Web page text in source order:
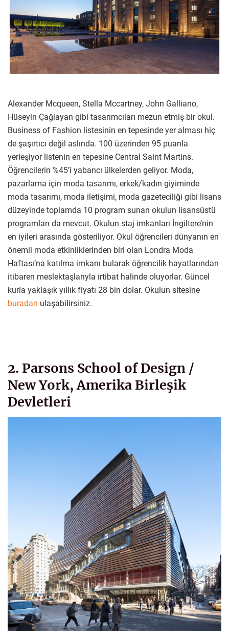
Alexander Mcqueen, Stella Mccartney, John Galliano,
Hüseyin Çağlayan gibi tasarımcıları mezun etmiş bir okul.
Business of Fashion listesinin en tepesinde yer alması hiç
de şaşırtıcı değil aslında. 100 üzerinden 95 puanla
yerleşiyor listenin en tepesine Central Saint Martins.
Öğrencilerin %45’i yabancı ülkelerden geliyor. Moda,
pazarlama için moda tasarımı, erkek/kadın giyiminde
moda tasarımı, moda iletişimi, moda gazeteciliği gibi lisans
düzeyinde toplamda 10 program sunan okulun lisansüstü
programları da mevcut. Okulun staj imkanları İngiltere’nin
en iyileri arasında gösteriliyor. Okul öğrencileri dünyanın en
önemli moda etkinliklerinden biri olan Londra Moda
Haftası’na katılma imkanı bularak öğrencilik hayatlarından
itibaren meslektaşlarıyla irtibat halinde oluyorlar. Güncel
kurla yaklaşık yıllık fiyatı 28 bin dolar. Okulun sitesine
buradan ulaşabilirsiniz.
2. Parsons School of Design /
New York, Amerika Birleşik
Devletleri